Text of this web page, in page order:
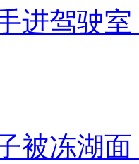
进驾驶
被冻湖